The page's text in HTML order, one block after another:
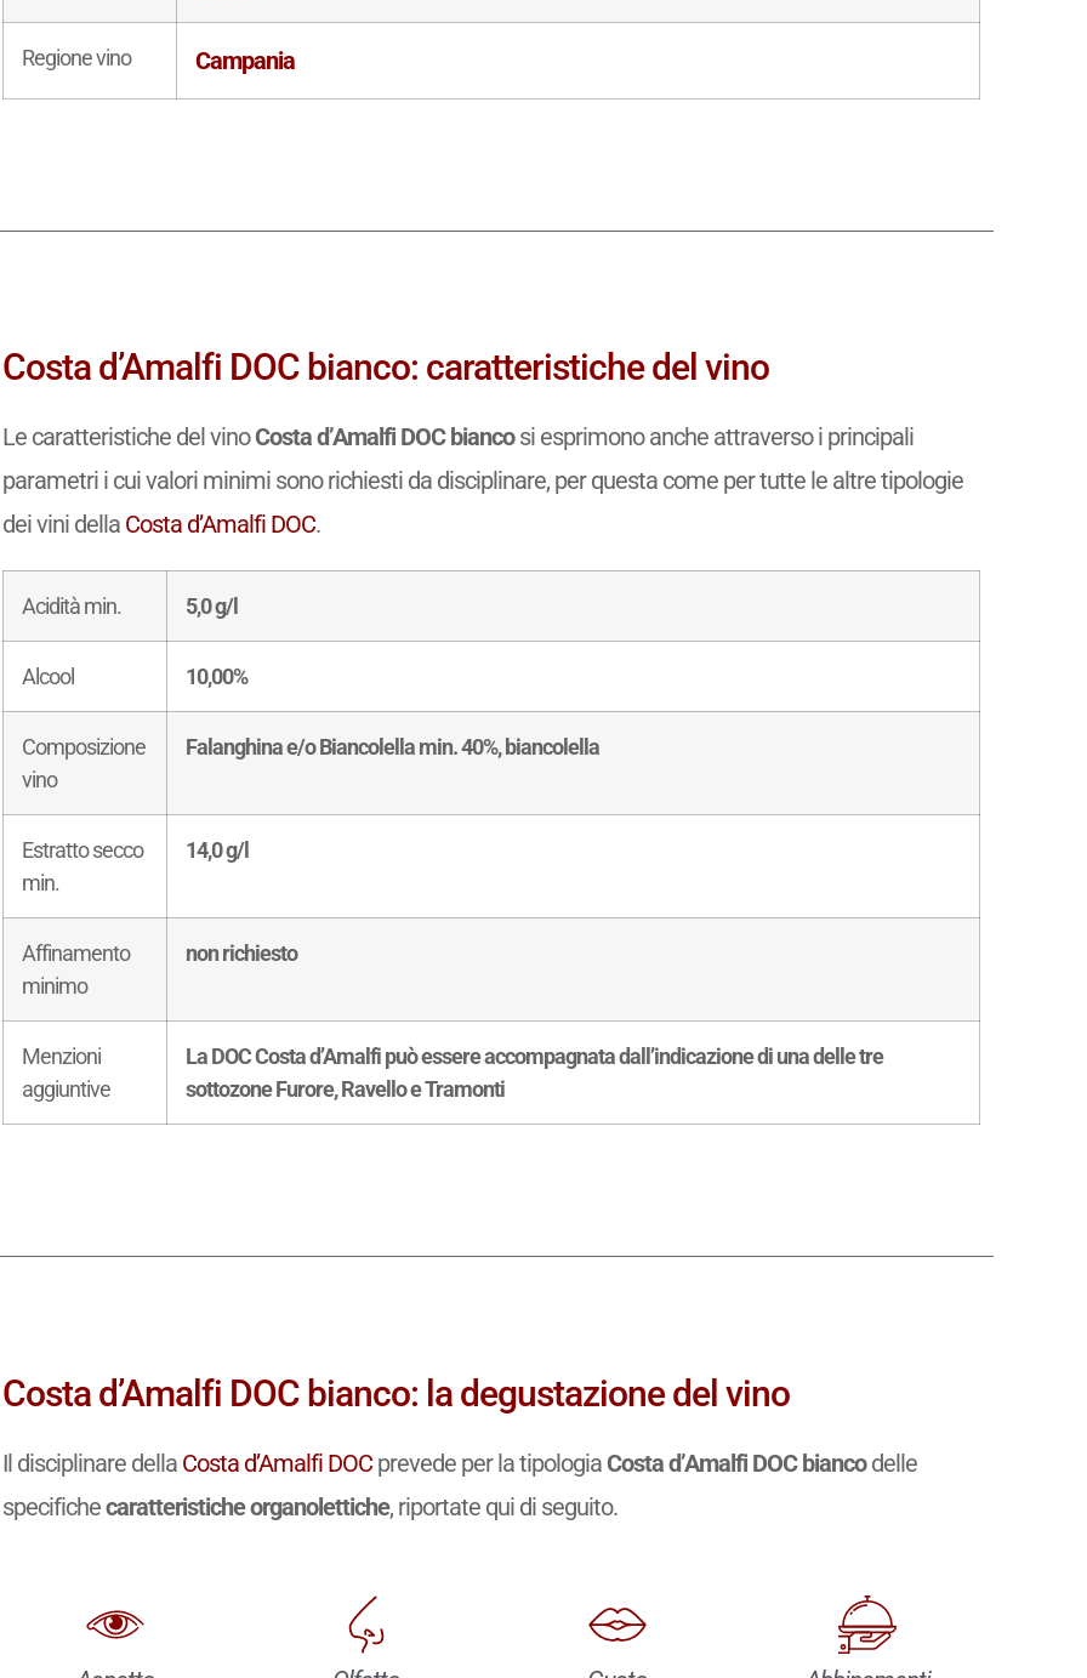
Regione vino Campania
Costa d’Amalfi DOC bianco: caratteristiche del vino
Le caratteristiche del vinoCosta d’Amalfi DOC biancosi esprimono anche attraverso i principali
parametri i cui valori minimi sono richiesti da disciplinare, per questa come per tutte le altre tipologie
dei vini della Costa d’Amalfi DOC.
Acidità min. 5,0 g/l
Alcool 10,00%
Composizione
vino
Falanghina e/o Biancolella min. 40%, biancolella
Estratto secco
min.
14,0 g/l
Affinamento
minimo
non richiesto
Menzioni
aggiuntive
La DOC Costa d’Amalfi può essere accompagnata dall’indicazione di una delle tre
sottozone Furore, Ravello e Tramonti
Costa d’Amalfi DOC bianco: la degustazione del vino
Il disciplinare della Costa d’Amalfi DOC prevede per la tipologia Costa d’Amalfi DOC biancodelle
specifichecaratteristiche organolettiche, riportate qui di seguito.